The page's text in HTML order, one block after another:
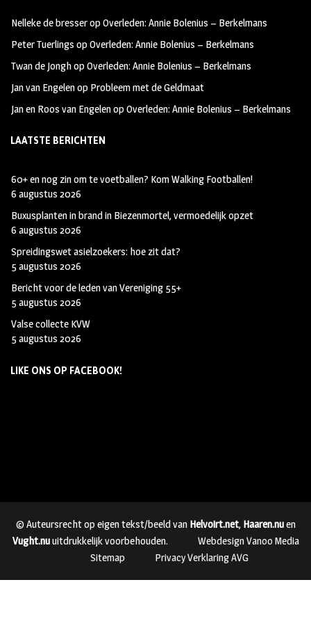
oo
k
m
Nelleke de bresseropOverleden: Annie Bolenius – Berkelmans
Peter Tuerlings opOverleden: Annie Bolenius – Berkelmans
Twan de JonghopOverleden: Annie Bolenius – Berkelmans
Jan van Engelenop Probleem met de Geldmaat
Jan en Roos van EngelenopOverleden: Annie Bolenius – Berkelmans
LAATSTE BERICHTEN
60+ en nog zin om te voetballen? Kom Walking Footballen!
6 augustus 2026
Buxusplanten in brand in Biezenmortel, vermoedelijk opzet
6 augustus 2026
Spreidingswet asielzoekers: hoe zit dat?
5 augustus 2026
Bericht voor de leden van Vereniging 55+
5 augustus 2026
Valse collecte KVW
5 augustus 2026
LIKE ONS OP FACEBOOK!
© Auteursrecht op eigen tekst/beeld van Helvoirt.net, Haaren.nuen
Vught.nuuitdrukkelijk voorbehouden.
Webdesign Vanoo Media
Sitemap
Privacy Verklaring AVG